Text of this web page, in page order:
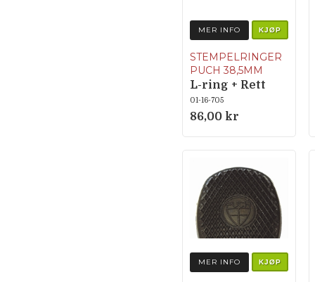
MER INFO KJØP
STEMPELRINGER
PUCH 38,5MM
L-ring + Rett
01-16-705
86,00 kr
MER INFO KJØP